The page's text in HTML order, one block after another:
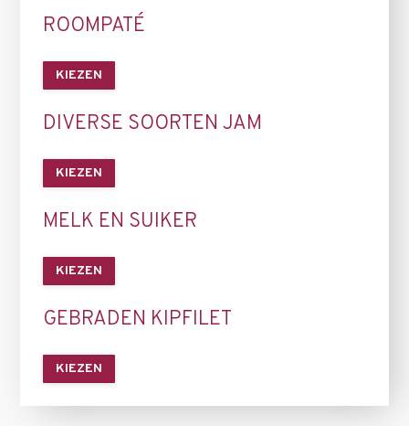
ROOMPATÉ
KIEZEN
DIVERSE SOORTEN JAM
KIEZEN
MELK EN SUIKER
KIEZEN
GEBRADEN KIPFILET
KIEZEN